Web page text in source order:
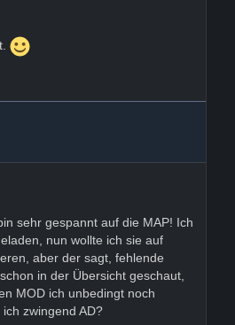
sehr gespannt auf die MAP! Ich
nun wollte ich sie auf
aber der sagt, fehlende
in der Übersicht geschaut,
MOD ich unbedingt noch
zwingend AD?